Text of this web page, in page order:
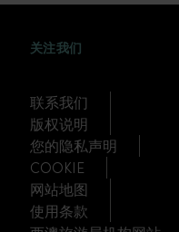
关注我们
联系我们
版权说明
您的隐私声明
COOKIE
网站地图
使用条款